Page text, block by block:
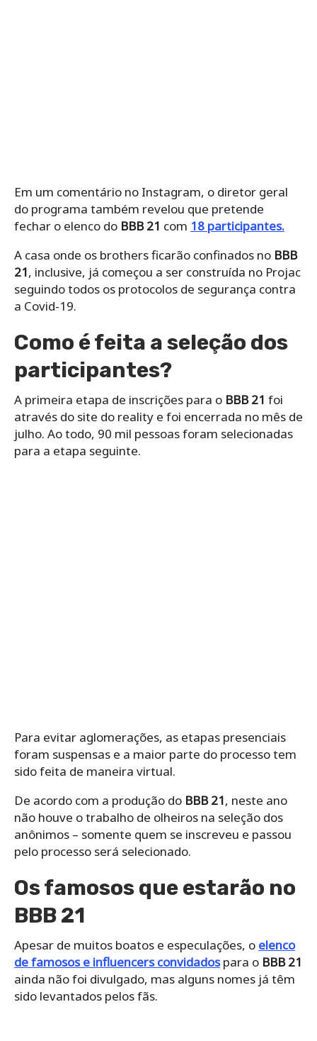
Em um comentário no Instagram, o diretor geral
do programa também revelou que pretende
fechar o elenco do BBB 21 com 18 participantes.
A casa onde os brothers ficarão confinados no BBB
21, inclusive, já começou a ser construída no Projac
seguindo todos os protocolos de segurança contra
a Covid-19.
Como é feita a seleção dos
participantes?
A primeira etapa de inscrições para o BBB 21 foi
através do site do reality e foi encerrada no mês de
julho. Ao todo, 90 mil pessoas foram selecionadas
para a etapa seguinte.
Para evitar aglomerações, as etapas presenciais
foram suspensas e a maior parte do processo tem
sido feita de maneira virtual.
De acordo com a produção do BBB 21, neste ano
não houve o trabalho de olheiros na seleção dos
anônimos – somente quem se inscreveu e passou
pelo processo será selecionado.
Os famosos que estarão no
BBB 21
Apesar de muitos boatos e especulações, o elenco
de famosos e influencers convidadospara o BBB 21
ainda não foi divulgado, mas alguns nomes já têm
sido levantados pelos fãs.